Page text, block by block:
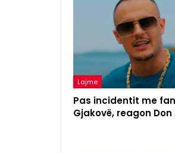
Lajme
Pas incidentit me
Gjakovë, reagon Don